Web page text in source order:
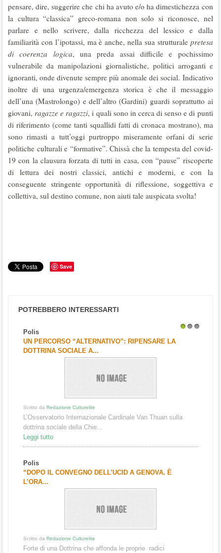
pensare, dire, suggerire che chi ha avuto e/o ha dimestichezza con
la cultura “classica” greco-romana non solo si riconosce, nel
parlare e nello scrivere, dalla ricchezza del lessico e dalla
familiarità con l’ipotassi, ma è anche, nella sua strutturale pretesa
di coerenza logica, una preda assai difficile e pochissimo
vulnerabile da manipolazioni giornalistiche, politici arroganti e
ignoranti, onde divenute sempre più anomale dei social. Indicativo
inoltre di una urgenza/emergenza storica è che il messaggio
dell’una (Mastrolongo) e dell’altro (Gardini) guardi soprattutto ai
giovani,ragazze e ragazzi, i quali sono in cerca di senso e di punti
di riferimento (come tanti squallidi fatti di cronaca mostrano), ma
sono rimasti a tutt’oggi purtroppo miseramente orfani di serie
politiche culturali e “formative”. Chissà che la tempesta del covid-
19 con la clausura forzata di tutti in casa, con “pause” riscoperte
di lettura dei nostri classici, antichi e moderni, e con la
conseguente stringente opportunità di riflessione, soggettiva e
collettiva, sul destino comune, non aiuti tale auspicata svolta!
Save
POTREBBERO INTERESSARTI
Polis
UN PERCORSO “ALTERNATIVO”: RIPENSARE LA
DOTTRINA SOCIALE A...
Scritto da Redazione Culturelite
L’Osservatorio Internazionale Cardinale Van Thuan sulla
dottrina sociale della Chie...
Leggi tutto
Polis
“DOPO IL CONVEGNO DELL’UCID A GENOVA. È
L’ORA...
Scritto da Redazione Culturelite
Forte di una Dottrina che affonda le proprie radici